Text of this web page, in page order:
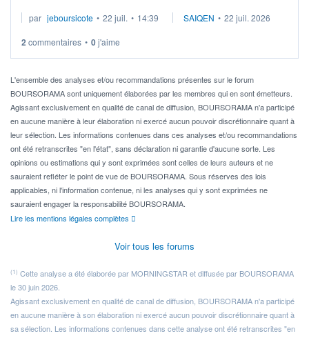
via un ETF plutôt que des actions individuelles.
Idéalement, je voudrais qu'il soit éligible au PEA.
Pour l' ...
par jeboursicote • 22 juil. • 14:39 SAIQEN • 22 juil. 2026
2 commentaires • 0j'aime
L'ensemble des analyses et/ou recommandations présentes sur le forum
BOURSORAMA sont uniquement élaborées par les membres qui en sont émetteurs.
Agissant exclusivement en qualité de canal de diffusion, BOURSORAMA n'a participé
en aucune manière à leur élaboration ni exercé aucun pouvoir discrétionnaire quant à
leur sélection. Les informations contenues dans ces analyses et/ou recommandations
ont été retranscrites "en l'état", sans déclaration ni garantie d'aucune sorte. Les
opinions ou estimations qui y sont exprimées sont celles de leurs auteurs et ne
sauraient refléter le point de vue de BOURSORAMA. Sous réserves des lois
applicables, ni l'information contenue, ni les analyses qui y sont exprimées ne
sauraient engager la responsabilité BOURSORAMA.
Lire les mentions légales complètes
Voir tous les forums
(1) Cette analyse a été élaborée par MORNINGSTAR et diffusée par BOURSORAMA
le 30 juin 2026.
Agissant exclusivement en qualité de canal de diffusion, BOURSORAMA n'a participé
en aucune manière à son élaboration ni exercé aucun pouvoir discrétionnaire quant à
sa sélection. Les informations contenues dans cette analyse ont été retranscrites "en